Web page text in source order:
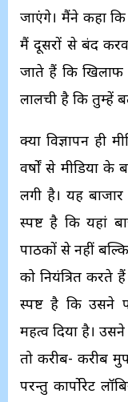
जाएंगे। मैंने कहा
मैं दूसरों से बंद
जाते हैं कि खिलाफ
लालची है कि तुम्हें
क्या विज्ञापन ही
वर्षों से मीडिया
लगी है। यह बाजार
स्पष्ट है कि यहां
पाठकों से नहीं
को नियंत्रित करते हैं
स्पष्ट है कि उसने
महत्व दिया है।
तो करीब- करीब
परन्तु कार्पोरेट